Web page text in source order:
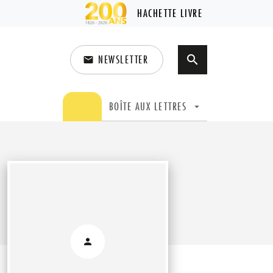
HACHETTE LIVRE
email NEWSLETTER search
BOÎTE AUX LETTRES arrow_drop_down